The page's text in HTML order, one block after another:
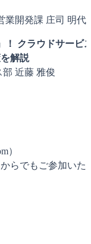
業開発課 庄司 明代
！ クラウドサービ
解説
近藤 雅俊
）
らでもご参加いた